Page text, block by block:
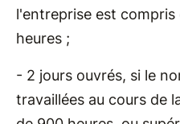
l'entreprise est
heures ;
- 2 jours ouvrés, si le
travaillées au cours de